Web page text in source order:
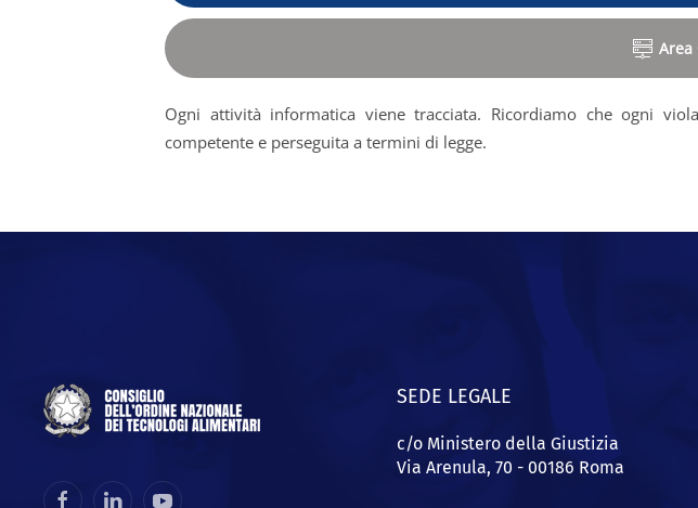
Ogni attività informatica viene tracciata. Ricordiamo che ogni
competente e perseguita a termini di legge.
SEDE LEGALE
c/o Ministero della Giustizia
Via Arenula, 70 - 00186 Roma